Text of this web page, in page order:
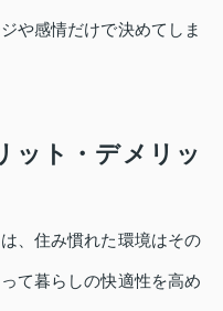
や感情だけで決めてしま
ット・デメリッ
、住み慣れた環境はその
て暮らしの快適性を高め